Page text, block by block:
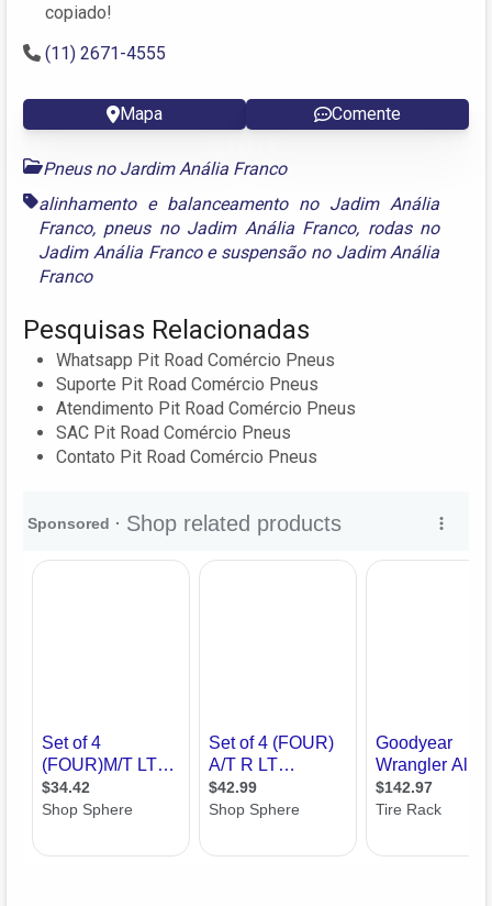
copiado!
(11) 2671-4555
Mapa Comente
Pneus no Jardim Anália Franco
alinhamento e balanceamento no Jadim Anália
Franco, pneus no Jadim Anália Franco, rodas no
Jadim Anália Francoe suspensão no Jadim Anália
Franco
Pesquisas Relacionadas
Whatsapp Pit Road Comércio Pneus
Suporte Pit Road Comércio Pneus
Atendimento Pit Road Comércio Pneus
SAC Pit Road Comércio Pneus
Contato Pit Road Comércio Pneus